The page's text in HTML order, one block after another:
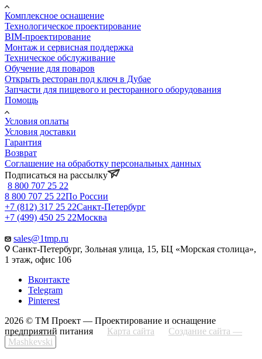
Комплексное оснащение
Технологическое проектирование
BIM-проектирование
Монтаж и сервисная поддержка
Техническое обслуживание
Обучение для поваров
Открыть ресторан под ключ в Дубае
Запчасти для пищевого и ресторанного оборудования
Помощь
Условия оплаты
Условия доставки
Гарантия
Возврат
Соглашение на обработку персональных данных
Подписаться на рассылку
8 800 707 25 22
8 800 707 25 22По России
+7 (812) 317 25 22Санкт-Петербург
+7 (499) 450 25 22Москва
sales@1tmp.ru
Санкт-Петербург, Зольная улица, 15, БЦ «Морская столица»,
1 этаж, офис 106
Вконтакте
Telegram
Pinterest
2026 © ТМ Проект — Проектирование и оснащение
предприятий питания
Карта сайта
Создание сайта —
Mashkevski